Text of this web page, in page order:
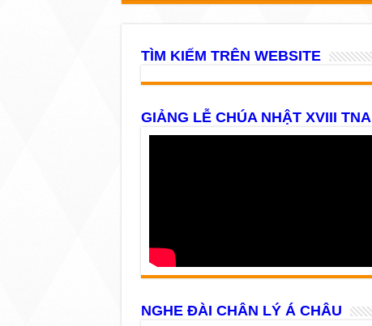
TÌM KIẾM TRÊN WEBSITE
GIẢNG LỄ CHÚA NHẬT XVIII TNA
NGHE ĐÀI CHÂN LÝ Á CHÂU